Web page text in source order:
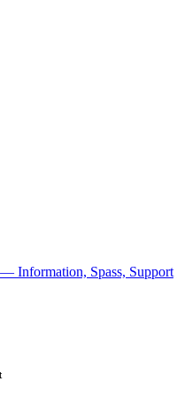
Information, Spass, Support